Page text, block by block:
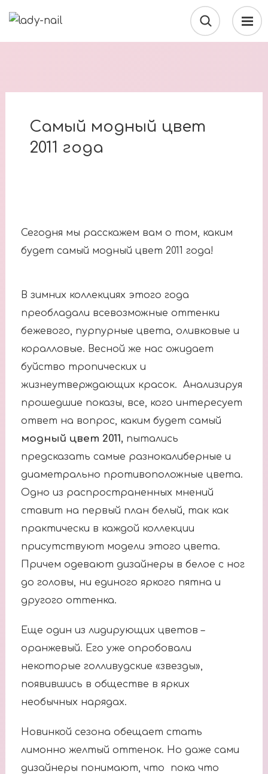
Самый модный цвет
2011 года
Сегодня мы расскажем вам о том, каким
будет самый модный цвет 2011 года!
В зимних коллекциях этого года
преобладали всевозможные оттенки
бежевого, пурпурные цвета, оливковые и
коралловые. Весной же нас ожидает
буйство тропических и
жизнеутверждающих красок. Анализируя
прошедшие показы, все, кого интересует
ответ на вопрос, каким будет самый
модный цвет 2011, пытались
предсказать самые разнокалиберные и
диаметрально противоположные цвета.
Одно из распространенных мнений
ставит на первый план белый, так как
практически в каждой коллекции
присутствуют модели этого цвета.
Причем одевают дизайнеры в белое с ног
до головы, ни единого яркого пятна и
другого оттенка.
Еще один из лидирующих цветов –
оранжевый. Его уже опробовали
некоторые голливудские «звезды»,
появившись в обществе в ярких
необычных нарядах.
Новинкой сезона обещает стать
лимонно желтый оттенок. Но даже сами
дизайнеры понимают, что пока что